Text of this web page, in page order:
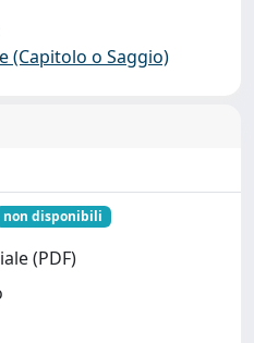
(Capitolo o Saggio)
non disponibili
(PDF)